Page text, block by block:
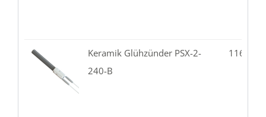
Keramik Glühzünder PSX-2-
240-B
116.82-